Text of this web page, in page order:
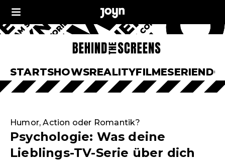
STARTSHOWSREALITYFILMESERIEN
Humor, Action oder Romantik?
Psychologie: Was deine
Lieblings-TV-Serie über dich